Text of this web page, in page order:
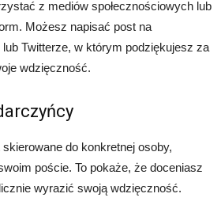
z mediów społecznościowych lub
Możesz napisać post na
Twitterze, w którym podziękujesz za
wdzięczność.
do konkretnej osoby,
poście. To pokaże, że doceniasz
wyrazić swoją wdzięczność.